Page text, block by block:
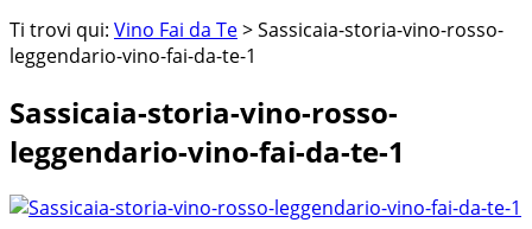
Ti trovi qui: Vino Fai da Te> Sassicaia-storia-vino-rosso-
leggendario-vino-fai-da-te-1
Sassicaia-storia-vino-rosso-
leggendario-vino-fai-da-te-1